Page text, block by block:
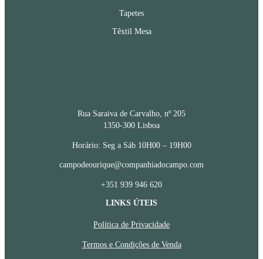
Tapetes
Têxtil Mesa
LINKS ÚTEIS
Política de Privacidade
Termos e Condições de Venda
Rua Saraiva de Carvalho, nº 205
1350-300 Lisboa
Horário: Seg a Sáb 10H00 – 19H00
campodeourique@companhiadocampo.com
+351 939 946 620